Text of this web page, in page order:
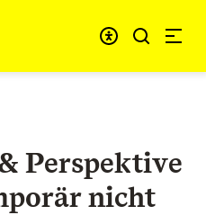
Perspektive
nicht